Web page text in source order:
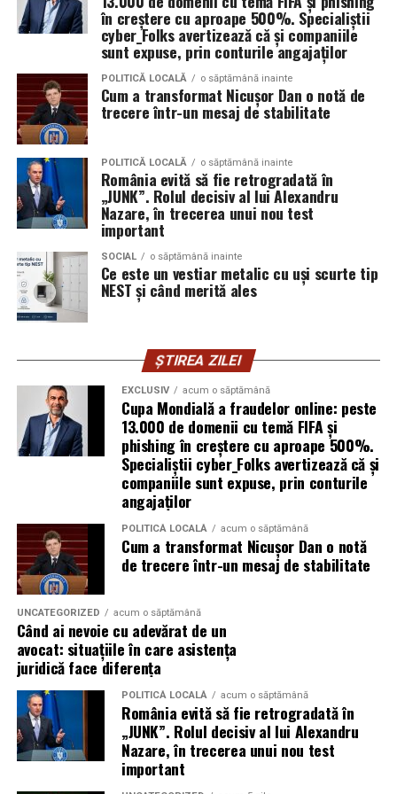
Skoda;
Porsche;
Opel;
Ford;
Renault și altele.
Compatibilitatea exactă trebuie verificată întotdeauna
în manualul vehiculului sau în documentația tehnică a
producătorului.
Este potrivit pentru motoarele diesel?
Da.
Ravenol VMP USVO 5W30 este utilizat frecvent pe
motoare diesel moderne.
Avantaje:
compatibilitate cu DPF;
protecție pentru turbocompresor;
reducerea depunerilor;
stabilitate la temperaturi ridicate;
protecție împotriva uzurii.
Aceste caracteristici îl recomandă pentru utilizarea pe
numeroase motoare diesel Euro 5 și Euro 6.
Este potrivit pentru motoarele pe benzină?
Da.
Motoarele moderne pe benzină solicită intens uleiul, în
special cele echipate cu:
eveniment, dar poate și atrage mai mulți participanți
care sunt interesați de susținerea unor cauze ecologice.
Promovând un eveniment “verde”, organizatorii pot
atrage atenția asupra angajamentului față de protejarea
mediului și față de responsabilitatea socială.
Participanții vor aprecia cu siguranță faptul că
organizatorii au ales să adopte soluții care protejează
natura. De asemenea, acest lucru poate contribui la
creșterea reputației evenimentului și la creșterea
numărului de participanți în edițiile viitoare.
Confortul participanților
Deși un eveniment verde presupune economii de costuri
și un impact pozitiv asupra mediului, nu trebuie să se
participanților. Modelele ecologice sunt concepute
pentru a oferi un nivel ridicat de confort, similar celor
tradiționale.
Aceste toalete sunt echipate cu ventilație
corespunzătoare pentru a preveni mirosurile neplăcute
și pot include facilități suplimentare, cum ar fi iluminare
solară sau podele antiderapante. De asemenea, multe
facilități ecologice sunt echipate cu sisteme moderne de
curățare și întreținere, astfel încât igiena să fie mereu la
un nivel ridicat.
În plus, o toaletă ecologică este foarte ușor de
amplasat, ceea ce înseamnă că aceste toalete pot fi
plasate strategic în locații convenabile pentru
participanți, fără a afecta fluxul evenimentului.
Încurajarea comportamentului responsabil al
participanților
Un alt beneficiu important al închirierii categoriei de
în creștere cu aproape 500%. Specialiștii
cyber_Folks avertizează că și companiile
sunt expuse, prin conturile angajaților
POLITICĂ LOCALĂ o săptămână inainte
Cum a transformat Nicușor Dan o notă de
trecere într-un mesaj de stabilitate
POLITICĂ LOCALĂ o săptămână inainte
România evită să fie retrogradată în
„JUNK”. Rolul decisiv al lui Alexandru
Nazare, în trecerea unui nou test
important
SOCIAL o săptămână inainte
Ce este un vestiar metalic cu uși scurte tip
NEST și când merită ales
ȘTIREA ZILEI
EXCLUSIV acum o săptămână
Cupa Mondială a fraudelor online: peste
13.000 de domenii cu temă FIFA și
phishing în creștere cu aproape 500%.
Specialiștii cyber_Folks avertizează că și
companiile sunt expuse, prin conturile
angajaților
POLITICĂ LOCALĂ acum o săptămână
Cum a transformat Nicușor Dan o notă
de trecere într-un mesaj de stabilitate
UNCATEGORIZED acum o săptămână
Când ai nevoie cu adevărat de un
avocat: situațiile în care asistența
juridică face diferența
POLITICĂ LOCALĂ acum o săptămână
România evită să fie retrogradată în
„JUNK”. Rolul decisiv al lui Alexandru
Nazare, în trecerea unui nou test
important